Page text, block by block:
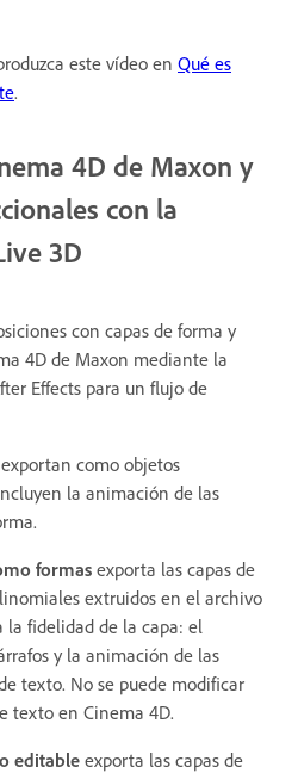
este vídeo en Qué es
.
4D de Maxon y
con la
3D
con capas de forma y
4D de Maxon mediante la
Effects para un flujo de
como objetos
la animación de las
formas exporta las capas de
extruidos en el archivo
la fidelidad de la capa: el
y la animación de las
texto. No se puede modificar
texto en Cinema 4D.
editable exporta las capas de